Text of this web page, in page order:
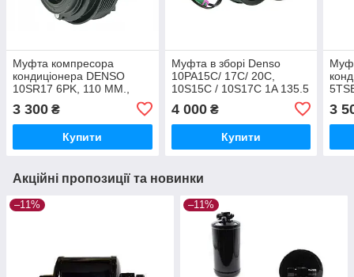
Муфта компресора
кондиціонера DENSO
10SR17 6PK, 110 MM.,
12V CHRYSLER, DODGE
(У зборі)
3 300 ₴
Купити
Муфта в зборі Denso
10PA15C/ 17C/ 20С,
10S15C / 10S17C 1A 135.5
4 000₴
Купити
3
Акційні пропозиції та новинки
–11% –11%